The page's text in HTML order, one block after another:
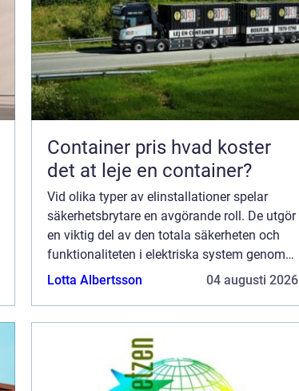
Container pris hvad koster
det at leje en container?
Vid olika typer av elinstallationer spelar
säkerhetsbrytare en avgörande roll. De utgör
en viktig del av den totala säkerheten och
funktionaliteten i elektriska system genom
att skydda både installationsutrustningen
Lotta Albertsson 04 augusti 2026